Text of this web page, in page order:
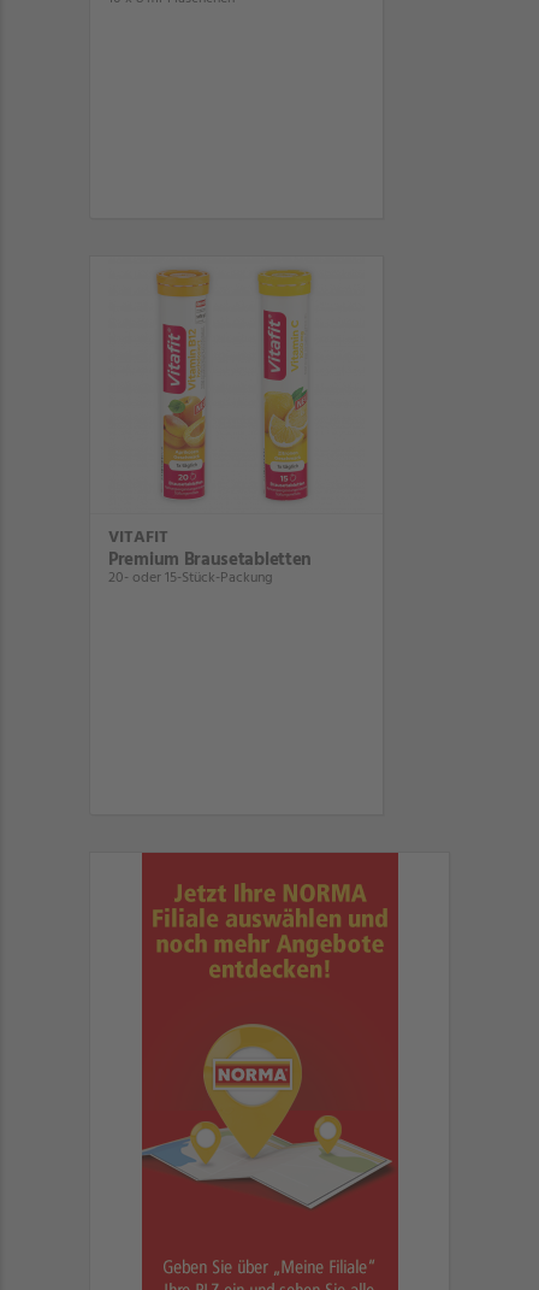
VITAFIT
Premium Brausetabletten
20- oder 15-Stück-Packung